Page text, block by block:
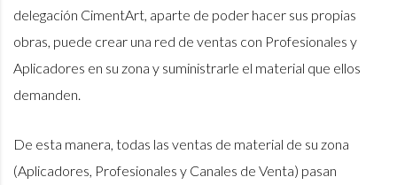
delegación CimentArt, aparte de poder hacer sus propias
obras, puede crear una red de ventas con Profesionales y
Aplicadores en su zona y suministrarle el material que ellos
demanden.
De esta manera, todas las ventas de material de su zona
(Aplicadores, Profesionales y Canales de Venta) pasan